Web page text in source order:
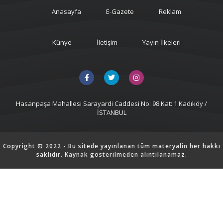
Anasayfa E-Gazete Reklam
Künye İletişim Yayın İlkeleri
Hasanpaşa Mahallesi Sarayardi Caddesi No: 98 Kat: 1 Kadıköy /
İSTANBUL
Copyright © 2022 - Bu sitede yayınlanan tüm materyalin her hakkı
saklıdır. Kaynak gösterilmeden alıntılanamaz.